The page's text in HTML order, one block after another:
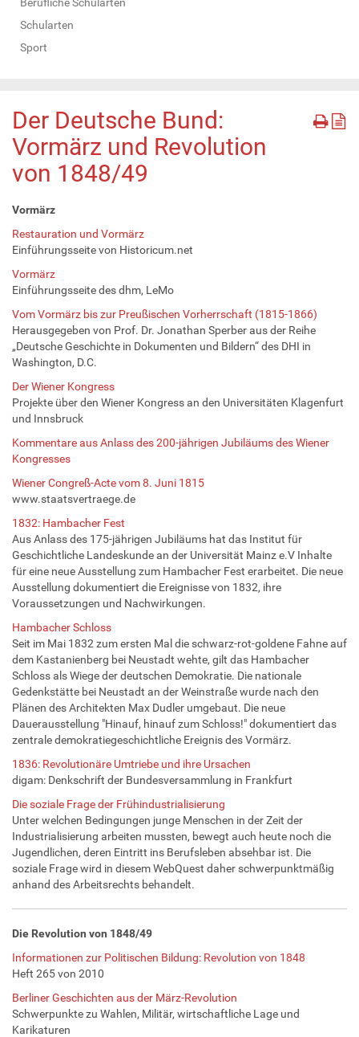
Schularten
Sport
Der Deutsche Bund:
Vormärz und Revolution
von 1848/49
Vormärz
Restauration und Vormärz
Einführungsseite von Historicum.net
Vormärz
Einführungsseite des dhm, LeMo
Vom Vormärz bis zur Preußischen Vorherrschaft (1815-1866)
Herausgegeben von Prof. Dr. Jonathan Sperber aus der Reihe
„Deutsche Geschichte in Dokumenten und Bildern“ des DHI in
Washington, D.C.
Der Wiener Kongress
Projekte über den Wiener Kongress an den Universitäten Klagenfurt
und Innsbruck
Kommentare aus Anlass des 200-jährigen Jubiläums des Wiener
Kongresses
Wiener Congreß-Acte vom 8. Juni 1815
www.staatsvertraege.de
1832: Hambacher Fest
Aus Anlass des 175-jährigen Jubiläums hat das Institut für
Geschichtliche Landeskunde an der Universität Mainz e.V Inhalte
für eine neue Ausstellung zum Hambacher Fest erarbeitet. Die neue
Ausstellung dokumentiert die Ereignisse von 1832, ihre
Voraussetzungen und Nachwirkungen.
Hambacher Schloss
Seit im Mai 1832 zum ersten Mal die schwarz-rot-goldene Fahne auf
dem Kastanienberg bei Neustadt wehte, gilt das Hambacher
Schloss als Wiege der deutschen Demokratie. Die nationale
Gedenkstätte bei Neustadt an der Weinstraße wurde nach den
Plänen des Architekten Max Dudler umgebaut. Die neue
Dauerausstellung "Hinauf, hinauf zum Schloss!" dokumentiert das
zentrale demokratiegeschichtliche Ereignis des Vormärz.
1836: Revolutionäre Umtriebe und ihre Ursachen
digam: Denkschrift der Bundesversammlung in Frankfurt
Die soziale Frage der Frühindustrialisierung
Unter welchen Bedingungen junge Menschen in der Zeit der
Industrialisierung arbeiten mussten, bewegt auch heute noch die
Jugendlichen, deren Eintritt ins Berufsleben absehbar ist. Die
soziale Frage wird in diesem WebQuest daher schwerpunktmäßig
anhand des Arbeitsrechts behandelt.
Die Revolution von 1848/49
Informationen zur Politischen Bildung: Revolution von 1848
Heft 265 von 2010
Berliner Geschichten aus der März-Revolution
Schwerpunkte zu Wahlen, Militär, wirtschaftliche Lage und
Karikaturen